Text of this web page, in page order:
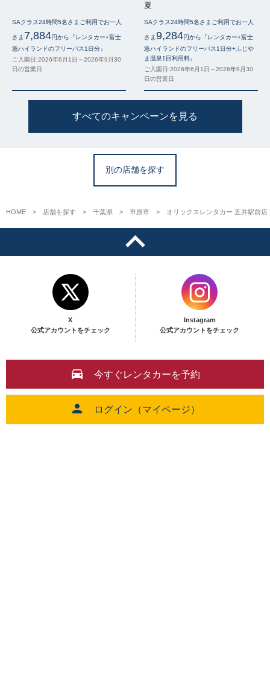
SAクラス24時間5名さまご利用でお一人
さま 7,884円から『レンタカー+富士
急ハイランドのフリーパス1日分』
ご入園日:2026年6月1日～2026年9月30
日の営業日
夏
SAクラス24時間5名さまご利用でお一人
さま9,284円から『レンタカー+富士
急ハイランドのフリーパス1日分+ふじや
ま温泉1回利用料』
ご入園日:2026年6月1日～2026年9月30
日の営業日
すべてのキャンペーンを見る
別の店舗を探す
HOME 店舗を探す 千葉県 市原市 オリックスレンタカー 五井駅前店
X
公式アカウントをチェック
Instagram
公式アカウントをチェック
今すぐレンタカーを予約
ログイン（マイページ）